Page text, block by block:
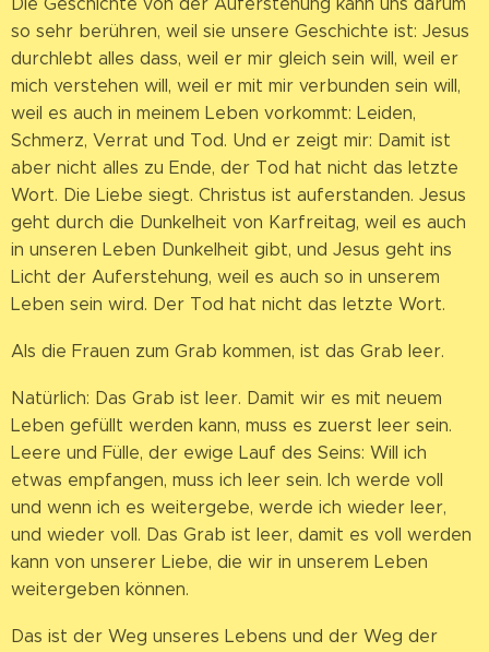
so sehr berühren, weil sie unsere Geschichte ist: Jesus
durchlebt alles dass, weil er mir gleich sein will, weil er
mich verstehen will, weil er mit mir verbunden sein will,
weil es auch in meinem Leben vorkommt: Leiden,
Schmerz, Verrat und Tod. Und er zeigt mir: Damit ist
aber nicht alles zu Ende, der Tod hat nicht das letzte
Wort. Die Liebe siegt. Christus ist auferstanden. Jesus
geht durch die Dunkelheit von Karfreitag, weil es auch
in unseren Leben Dunkelheit gibt, und Jesus geht ins
Licht der Auferstehung, weil es auch so in unserem
Leben sein wird. Der Tod hat nicht das letzte Wort.
Als die Frauen zum Grab kommen, ist das Grab leer.
Natürlich: Das Grab ist leer. Damit wir es mit neuem
Leben gefüllt werden kann, muss es zuerst leer sein.
Leere und Fülle, der ewige Lauf des Seins: Will ich
etwas empfangen, muss ich leer sein. Ich werde voll
und wenn ich es weitergebe, werde ich wieder leer,
und wieder voll. Das Grab ist leer, damit es voll werden
kann von unserer Liebe, die wir in unserem Leben
weitergeben können.
Das ist der Weg unseres Lebens und der Weg der